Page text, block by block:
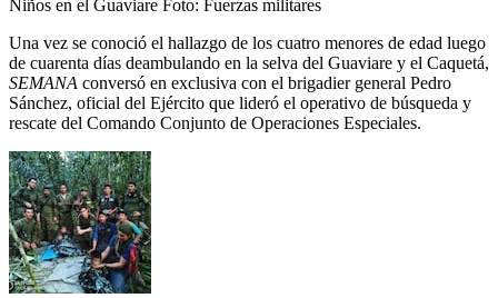
Niños en el Guaviare Foto: Fuerzas militares
Una vez se conoció el hallazgo de los cuatro menores de edad luego
de cuarenta días deambulando en la selva del Guaviare y el Caquetá,
SEMANA conversó en exclusiva con el brigadier general Pedro
Sánchez, oficial del Ejército que lideró el operativo de búsqueda y
rescate del Comando Conjunto de Operaciones Especiales.